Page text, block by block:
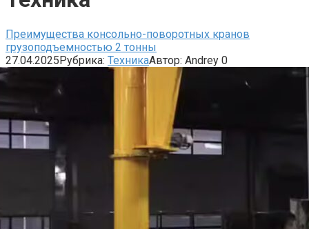
Преимущества консольно-поворотных кранов
грузоподъемностью 2 тонны
27.04.2025Рубрика: ТехникаАвтор: Andrey 0